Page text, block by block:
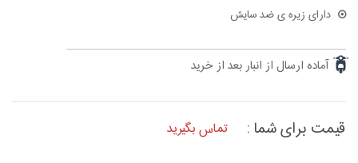
دارای زیره ی ضد سایش
آماده ارسال از انبار بعد از خرید
قیمت برای شما : تماس بگیرید